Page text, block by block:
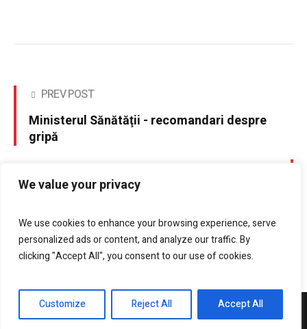
We value your privacy
We use cookies to enhance your browsing experience, serve
personalized ads or content, and analyze our traffic. By
clicking "Accept All", you consent to our use of cookies.
Customize Reject All Accept All
PREV POST
Ministerul Sănătăţii - recomandari despre
gripă
13 februarie - Ziua mondiala a radioului
DrobetaPress.ro © 2021 / All Rights Reserved